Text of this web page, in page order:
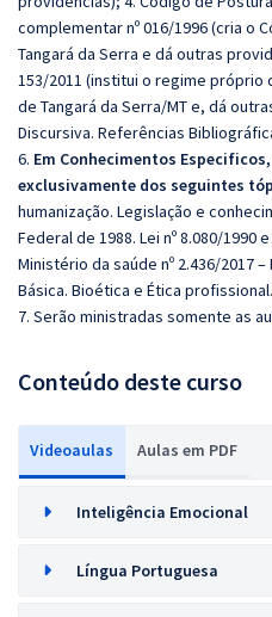
complementar nº 016/1996 (cria o
Tangará da Serra e dá outras
153/2011 (institui o regime próprio
de Tangará da Serra/MT e, dá
Discursiva. Referências
6. Em Conhecimentos
exclusivamente dos seguintes
humanização. Legislação e
Federal de 1988. Lei nº 8.080/1990
Ministério da saúde nº 2.436/2017
Básica. Bioética e Ética profissional.
7. Serão ministradas somente as
Conteúdo deste curso
Videoaulas Aulas em PDF
Inteligência Emocional
Língua Portuguesa